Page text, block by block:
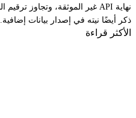
ذكر أيضًا نيته في إصدار بيانات إضافية.
الأكثر قراءة